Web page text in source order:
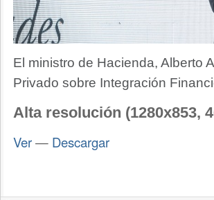
El ministro de Hacienda, Alberto
Privado sobre Integración
Alta resolución (1280x853,
Ver— Descargar